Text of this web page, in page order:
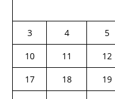
3
4 5
10
11 12
17
18 19